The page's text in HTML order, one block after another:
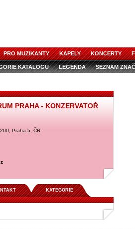
PRO MUZIKANTY KAPELY KONCERTY
KATALOGU LEGENDA SEZNAM
PRAHA - KONZERVATOŘ
Praha 5, ČR
KATEGORIE